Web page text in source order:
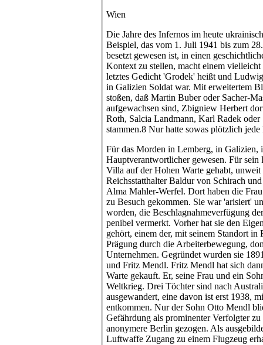
Wien
Die Jahre des Infernos im heute
Beispiel, das vom 1. Juli 1941 bis zum
besetzt gewesen ist, in einen
Kontext zu stellen, macht einem
letztes Gedicht 'Grodek' heißt und
in Galizien Soldat war. Mit erweitertem
stoßen, daß Martin Buber oder Sacher-
aufgewachsen sind, Zbigniew Herbert
Roth, Salcia Landmann, Karl Radek
stammen.8 Nur hatte sowas plötzlich
Für das Morden in Lemberg, in Galizien,
Hauptverantwortlicher gewesen. Für sein
Villa auf der Hohen Warte gehabt,
Reichsstatthalter Baldur von Schirach
Alma Mahler-Werfel. Dort haben die
zu Besuch gekommen. Sie war 'arisiert'
worden, die Beschlagnahmeverfügung
penibel vermerkt. Vorher hat sie den
gehört, einem der, mit seinem Standort in
Prägung durch die Arbeiterbewegung,
Unternehmen. Gegründet wurden sie
und Fritz Mendl. Fritz Mendl hat sich
Warte gekauft. Er, seine Frau und ein
Weltkrieg. Drei Töchter sind nach
ausgewandert, eine davon ist erst 1938,
entkommen. Nur der Sohn Otto Mendl
Gefährdung als prominenter Verfolgter
anonymere Berlin gezogen. Als
Luftwaffe Zugang zu einem Flugzeug